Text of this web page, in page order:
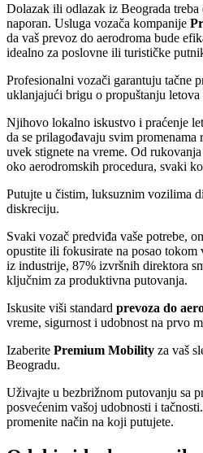
Dolazak ili odlazak iz Beograda treba
naporan. Usluga vozača kompanije
da vaš prevoz do aerodroma bude
idealno za poslovne ili turističke
Profesionalni vozači garantuju tačne
uklanjajući brigu o propuštanju
Njihovo lokalno iskustvo i praćenje
da se prilagođavaju svim promenama
uvek stignete na vreme. Od
oko aerodromskih procedura, svaki
Putujte u čistim, luksuznim vozilima
diskreciju.
Svaki vozač predviđa vaše potrebe,
opustite ili fokusirate na posao tokom
iz industrije, 87% izvršnih direktora
ključnim za produktivna putovanja.
Iskusite viši standard prevoza do
vreme, sigurnost i udobnost na prvo
Izaberite Premium Mobility za vaš
Beogradu.
Uživajte u bezbrižnom putovanju sa
posvećenim vašoj udobnosti i
promenite način na koji putujete.